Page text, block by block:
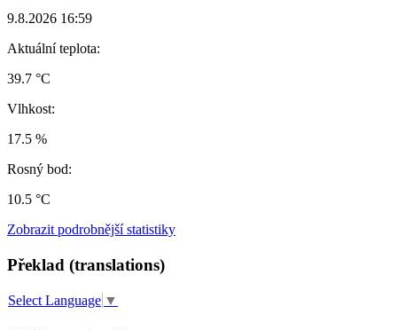
9.8.2026 16:59
Aktuální teplota:
39.7 °C
Vlhkost:
17.5 %
Rosný bod:
10.5 °C
Zobrazit podrobnější statistiky
Překlad (translations)
Select Language ▼